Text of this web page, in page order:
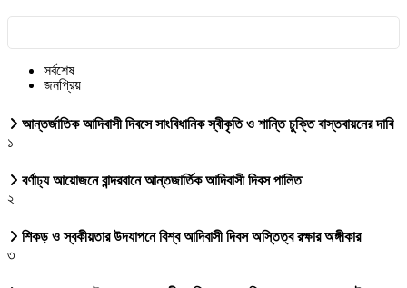
সর্বশেষ
জনপ্রিয়
আন্তর্জাতিক আদিবাসী দিবসে সাংবিধানিক স্বীকৃতি ও শান্তি চুক্তি বাস্তবায়নের দাবি
১
বর্ণাঢ্য আয়োজনে বান্দরবানে আন্তজার্তিক আদিবাসী দিবস পালিত
২
শিকড় ও স্বকীয়তার উদযাপনে বিশ্ব আদিবাসী দিবস অস্তিত্ব রক্ষার অঙ্গীকার
৩